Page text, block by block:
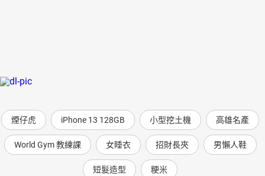
煙仔虎 iPhone 13 128GB 小型挖土機 高雄名產
World Gym 教練課 女睡衣 招財長夾 男懶人鞋
短髮造型 粳米